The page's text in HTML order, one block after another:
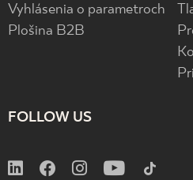
Vyhlásenia o parametroch
Plošina B2B
FOLLOW US